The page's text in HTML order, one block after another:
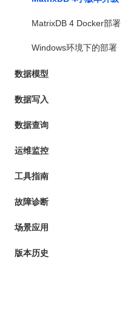
MatrixDB 4 Docker部署
Windows环境下的部署
数据模型
数据写入
数据查询
运维监控
工具指南
故障诊断
场景应用
版本历史